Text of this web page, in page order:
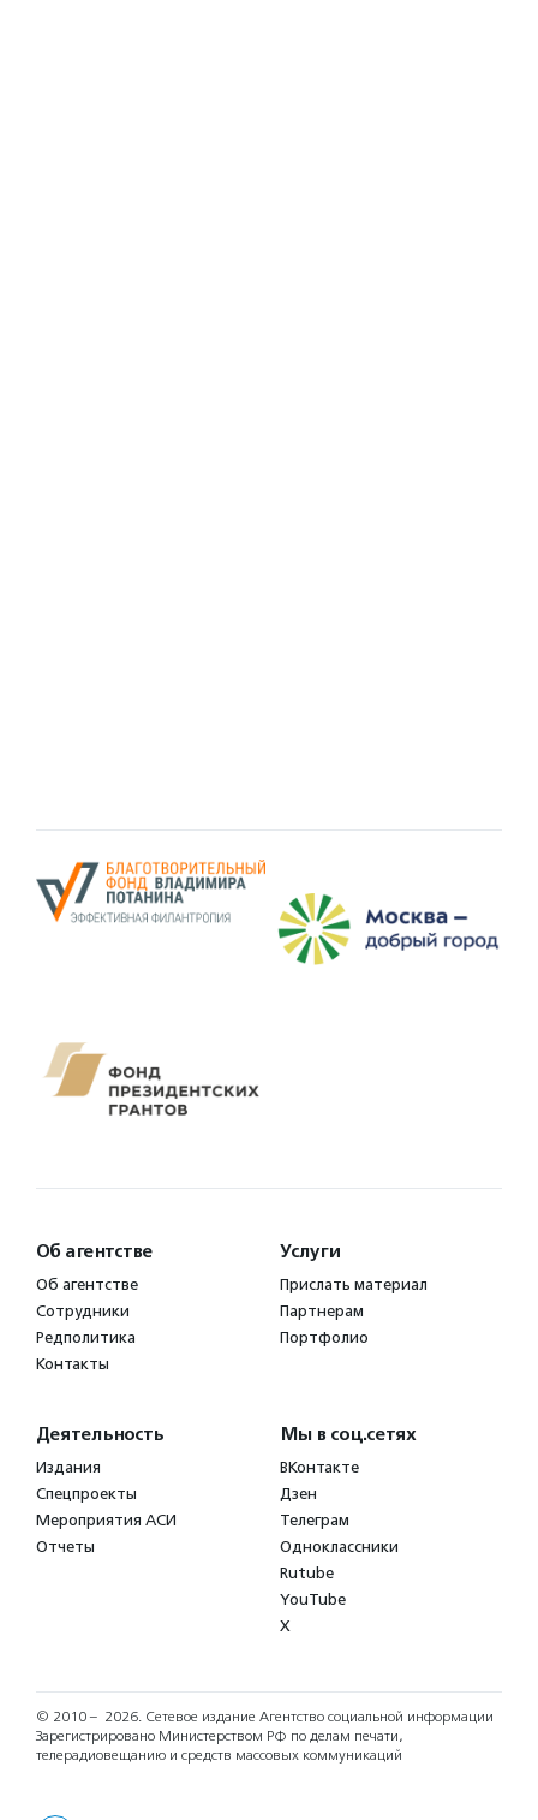
Об агентстве
Об агентстве
Сотрудники
Редполитика
Контакты
Услуги
Прислать материал
Партнерам
Портфолио
Деятельность
Издания
Спецпроекты
Мероприятия АСИ
Отчеты
Мы в соц.сетях
ВКонтакте
Дзен
Телеграм
Одноклассники
Rutube
YouTube
X
© 2010 – 2026. Сетевое издание Агентство социальной информации
Зарегистрировано Министерством РФ по делам печати,
телерадиовещанию и средств массовых коммуникаций